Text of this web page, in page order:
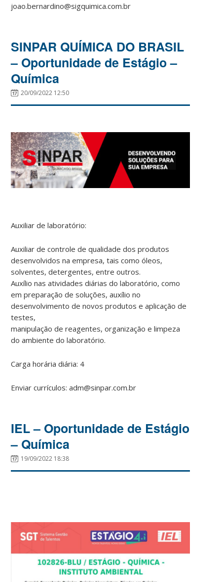
joao.bernardino@sigquimica.com.br
SINPAR QUÍMICA DO BRASIL
– Oportunidade de Estágio –
Química
20/09/2022 12:50
Auxiliar de laboratório:
Auxiliar de controle de qualidade dos produtos
desenvolvidos na empresa, tais como óleos,
solventes, detergentes, entre outros.
Auxílio nas atividades diárias do laboratório, como
em preparação de soluções, auxílio no
desenvolvimento de novos produtos e aplicação de
testes,
manipulação de reagentes, organização e limpeza
do ambiente do laboratório.
Carga horária diária: 4
Enviar currículos: adm@sinpar.com.br
IEL – Oportunidade de Estágio
– Química
19/09/2022 18:38